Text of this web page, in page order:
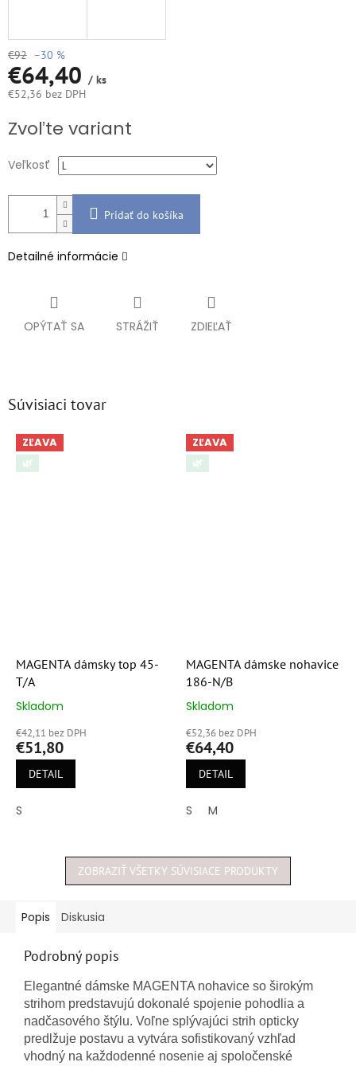
€92 –30 %
€64,40 / ks
€52,36 bez DPH
cena:
Zvoľte variant
Veľkosť
Pridať do košíka
Detailné informácie
OPÝTAŤ SA STRÁŽIŤ ZDIEĽAŤ
Súvisiaci tovar
ZĽAVA
🌿
MAGENTA dámsky top 45-
T/A
Priemerné
produktu
je
5,0
hviezdičiek.
Skladom
€42,11 bez DPH
€51,80
DETAIL
S
ZĽAVA
🌿
MAGENTA dámske nohavice
186-N/B
Priemerné
produktu
je
5,0
hviezdičiek.
Skladom
€52,36 bez DPH
€64,40
DETAIL
S M
ZOBRAZIŤ VŠETKY SÚVISIACE PRODUKTY
Popis Diskusia
Podrobný popis
Elegantné dámske MAGENTA nohavice so širokým
strihom predstavujú dokonalé spojenie pohodlia a
nadčasového štýlu. Voľne splývajúci strih opticky
predlžuje postavu a vytvára sofistikovaný vzhľad
vhodný na každodenné nosenie aj spoločenské